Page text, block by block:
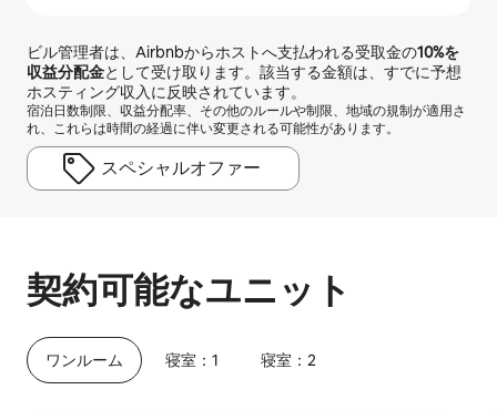
ビル管理者は、Airbnbからホストへ支払われる受取金の10%を
収益分配金として受け取ります。該当する金額は、すでに予想
ホスティング収入に反映されています。
宿泊日数制限、収益分配率、その他のルールや制限、地域の規制が適用さ
れ、これらは時間の経過に伴い変更される可能性があります。
スペシャルオファー
契約可能なユニット
ワンルーム 寝室：1 寝室：2